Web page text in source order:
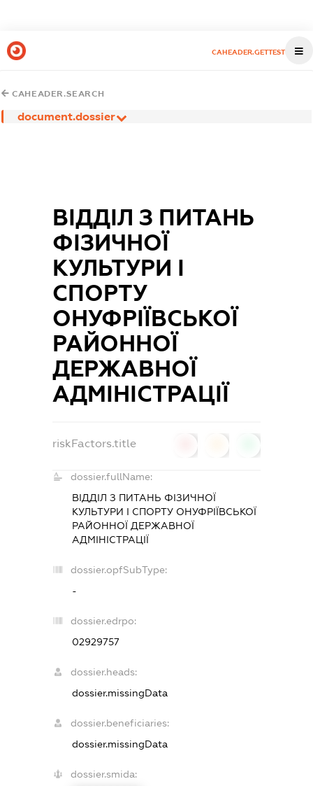
CAHEADER.GETTEST
CAHEADER.SEARCH
document.dossier
ВІДДІЛ З ПИТАНЬ
ФІЗИЧНОЇ
КУЛЬТУРИ І
СПОРТУ
ОНУФРІЇВСЬКОЇ
РАЙОННОЇ
ДЕРЖАВНОЇ
АДМІНІСТРАЦІЇ
riskFactors.title
dossier.fullName:
ВІДДІЛ З ПИТАНЬ ФІЗИЧНОЇ
КУЛЬТУРИ І СПОРТУ ОНУФРІЇВСЬКОЇ
РАЙОННОЇ ДЕРЖАВНОЇ
АДМІНІСТРАЦІЇ
dossier.opfSubType:
-
dossier.edrpo:
02929757
dossier.heads:
dossier.missingData
dossier.beneficiaries:
dossier.missingData
dossier.smida: